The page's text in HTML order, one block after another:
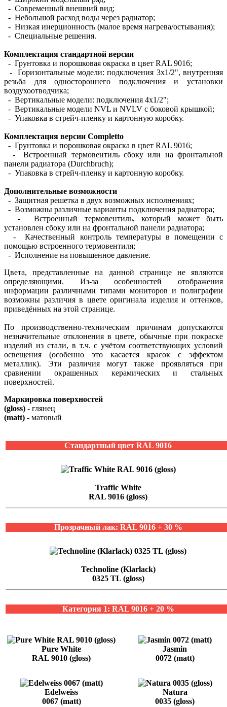
- Современный внешний вид;
- Небольшой расход воды через радиатор;
- Низкая инерционность (малое время нагрева/остывания);
- Специальные решения.
Комплектация стандартной версии
- Грунтовка и порошковая окраска в цвет RAL 9016;
- Горизонтальные модели: подключения 3х1/2", внутренняя
резьба для одностороннего подключения и установки
воздухоотводчика;
- Вертикальные модели: подключения 4х1/2";
- Вертикальные модели NVL и NVLV с боковой крышкой;
- Упаковка в стрейч-пленку и картонную коробку.
Комплектация версии Completto
- Грунтовка и порошковая окраска в цвет RAL 9016;
- Встроенный термовентиль сбоку или на фронтальной
панели радиатора (Durchbruch);
- Упаковка в стрейч-пленку и картонную коробку.
Дополнительные возможности
- Защитная решетка в двух возможных исполнениях;
- Возможны различные варианты подключения радиатора;
- Встроенный термовентиль, который может быть
установлен сбоку или на фронтальной панели радиатора;
- Качественный контроль температуры в помещении с
помощью встроенного термовентиля;
- Исполнение на повышенное давление.
Цвета, представленные на данной странице не являются
определяющими. Из-за особенностей отображения
информации различными типами мониторов и полиграфии
возможны различия в цвете оригинала изделия и оттенков,
приведённых на этой странице.
По производственно-техническим причинам допускаются
незначительные отклонения в цвете, обычные при покраске
изделий из стали, в т.ч. с учётом соответствующих условий
освещения (особенно это касается красок с эффектом
металлик). Эти различия могут также проявляться при
сравнении окрашенных керамических и стальных
поверхностей.
Маркировка поверхностей
(gloss) - глянец
(matt) - матовый
Стандартный цвет RAL 9016
Traffic White
RAL 9016 (gloss)
Прозрачный лак: RAL 9016 + 30 %
Technoline (Klarlack)
0325 TL (gloss)
Категория 1: RAL 9016 + 20 %
Pure White
RAL 9010 (gloss)
Jasmin
0072 (matt)
Edelweiss
0067 (matt)
Natura
0035 (gloss)